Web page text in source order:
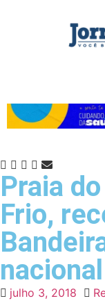
Praia
Frio,
nacional
julho 3, 2018